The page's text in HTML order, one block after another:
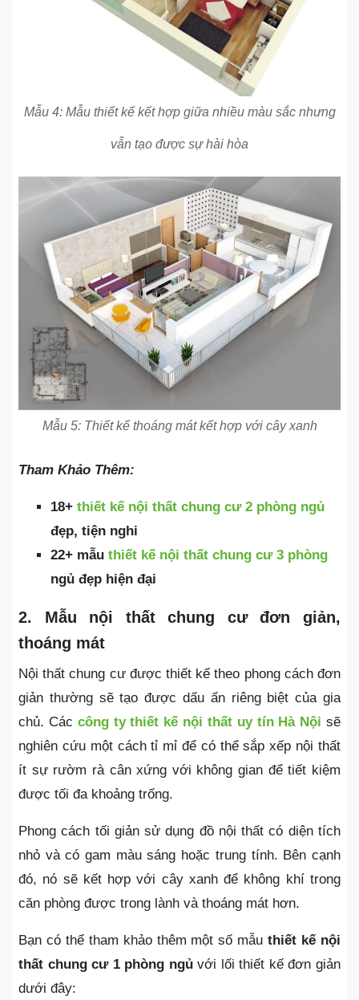
Mẫu 4: Mẫu thiết kế kết hợp giữa nhiều màu sắc nhưng
vẫn tạo được sự hài hòa
Mẫu 5: Thiết kế thoáng mát kết hợp với cây xanh
Tham Khảo Thêm:
18+ thiết kế nội thất chung cư 2 phòng ngủ
đẹp, tiện nghi
22+ mẫu thiết kế nội thất chung cư 3 phòng
ngủ đẹp hiện đại
2. Mẫu nội thất chung cư đơn giản,
thoáng mát
Nội thất chung cư được thiết kế theo phong cách đơn
giản thường sẽ tạo được dấu ấn riêng biệt của gia
chủ. Các công ty thiết kế nội thất uy tín Hà Nội sẽ
nghiên cứu một cách tỉ mỉ để có thể sắp xếp nội thất
ít sự rườm rà cân xứng với không gian để tiết kiệm
được tối đa khoảng trống.
Phong cách tối giản sử dụng đồ nội thất có diện tích
nhỏ và có gam màu sáng hoặc trung tính. Bên cạnh
đó, nó sẽ kết hợp với cây xanh để không khí trong
căn phòng được trong lành và thoáng mát hơn.
Bạn có thể tham khảo thêm một số mẫuthiết kế nội
thất chung cư 1 phòng ngủvới lối thiết kế đơn giản
dưới đây: